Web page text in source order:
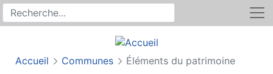
Recherche sur le site
Rechercher
Accueil Communes Éléments du patrimoine